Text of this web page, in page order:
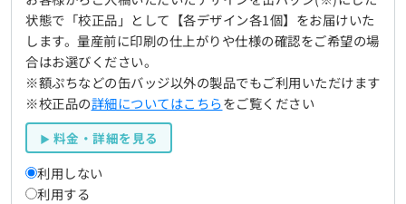
状態で「校正品」として【各デザイン各1個】をお届けいた
します。量産前に印刷の仕上がりや仕様の確認をご希望の場
合はお選びください。
※額ぷちなどの缶バッジ以外の製品でもご利用いただけます
※校正品の詳細についてはこちらをご覧ください
料金・詳細を見る
利用しない
利用する